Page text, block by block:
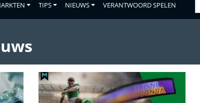
TIPS NIEUWS VERANTWOORD SPELEN